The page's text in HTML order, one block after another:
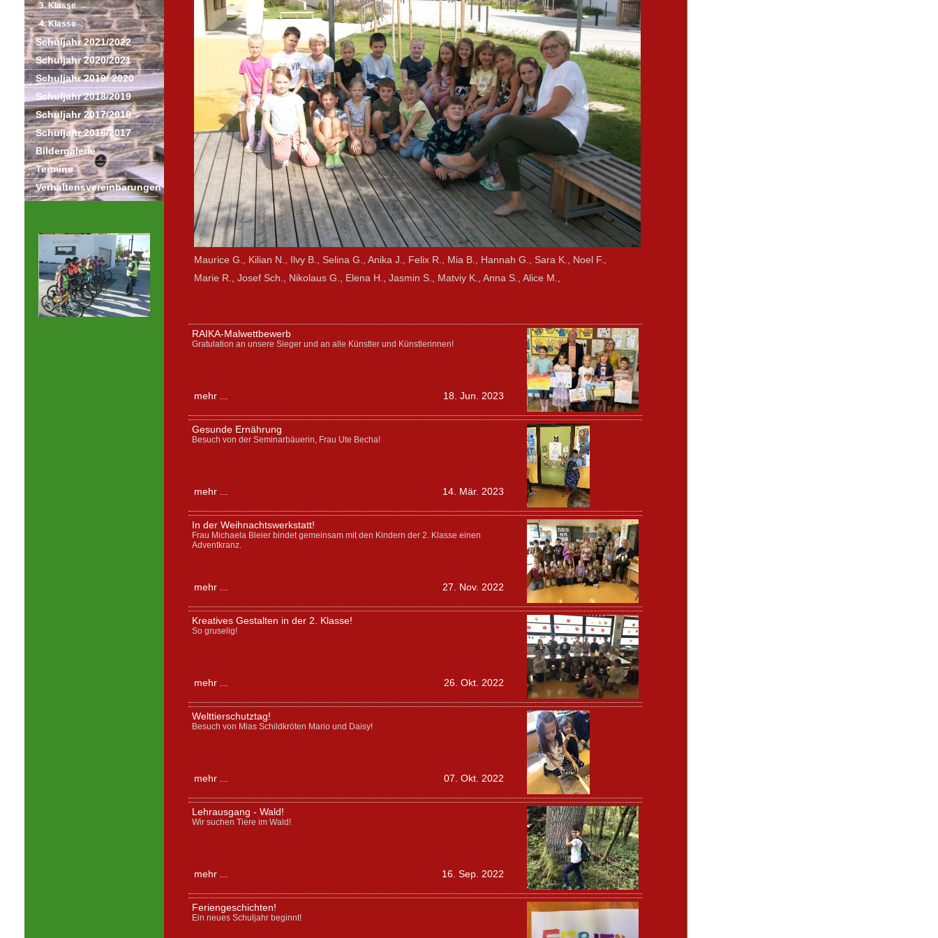
3. Klasse
4. Klasse
Schuljahr 2021/2022
Schuljahr 2020/2021
Schuljahr 2019/ 2020
Schuljahr 2018/2019
Schuljahr 2017/2018
Schuljahr 2016/2017
Bildergalerie
Termine
Verhaltensvereinbarungen
Maurice G., Kilian N., Ilvy B., Selina G., Anika J., Felix R., Mia B., Hannah G., Sara K., Noel F.,
Marie R., Josef Sch., Nikolaus G., Elena H., Jasmin S., Matviy K., Anna S., Alice M.,
RAIKA-Malwettbewerb
Gratulation an unsere Sieger und an alle Künstler und Künstlerinnen!
mehr ... 18. Jun. 2023
Gesunde Ernährung
Besuch von der Seminarbäuerin, Frau Ute Becha!
mehr ... 14. Mär. 2023
In der Weihnachtswerkstatt!
Frau Michaela Bleier bindet gemeinsam mit den Kindern der 2. Klasse einen
Adventkranz.
mehr ... 27. Nov. 2022
Kreatives Gestalten in der 2. Klasse!
So gruselig!
mehr ... 26. Okt. 2022
Welttierschutztag!
Besuch von Mias Schildkröten Mario und Daisy!
mehr ... 07. Okt. 2022
Lehrausgang - Wald!
Wir suchen Tiere im Wald!
mehr ... 16. Sep. 2022
Feriengeschichten!
Ein neues Schuljahr beginnt!